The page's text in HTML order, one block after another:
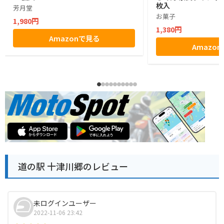
芳月堂
1,980円
Amazonで見る
枚入
お菓子
1,380円
Amazon
道の駅 十津川郷のレビュー
未ログインユーザー
2022-11-06 23:42